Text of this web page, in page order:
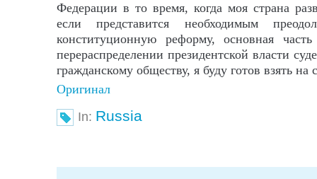
Федерации в то время, когда моя страна
если представится необходимым
конституционную реформу, основная
перераспределении президентской власти
гражданскому обществу, я буду готов взять на
Оригинал
In: Russia